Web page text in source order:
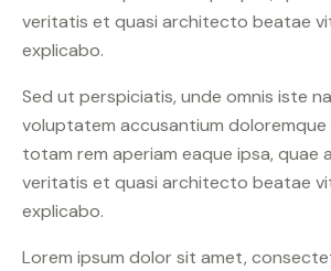
veritatis et quasi architecto beatae
explicabo.
Sed ut perspiciatis, unde omnis iste
voluptatem accusantium doloremque
totam rem aperiam eaque ipsa, quae
veritatis et quasi architecto beatae
explicabo.
Lorem ipsum dolor sit amet,